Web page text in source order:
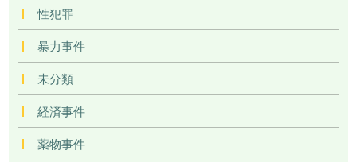
性犯罪
暴力事件
未分類
経済事件
薬物事件